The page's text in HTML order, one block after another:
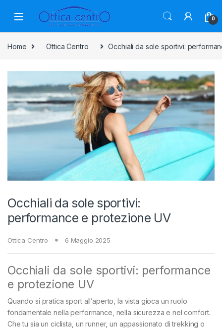
0
Home Ottica Centro Occhiali da sole sportivi:
Occhiali da sole sportivi:
performance e protezione UV
Ottica Centro 6 Maggio 2025
Occhiali da sole sportivi: performance
e protezione UV
Quando si pratica sport all’aperto, la vista gioca un ruolo
fondamentale nella performance, nella sicurezza e nel comfort.
Che tu sia un ciclista, un runner, un appassionato di trekking o